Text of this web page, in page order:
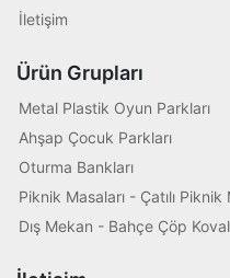
İletişim
Ürün Grupları
Metal Plastik Oyun Parkları
Ahşap Çocuk Parkları
Oturma Bankları
Piknik Masaları - Çatılı
Dış Mekan - Bahçe Çöp